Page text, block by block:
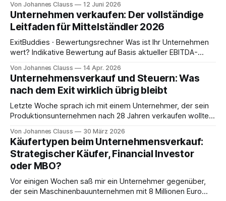
erstellt. 48 Seiten, ordentlich formatiert, mit einem
Deckblatt in CI-Farben und einem Executive Summary. Ich
habe es gelesen. Dann habe ich dem Unternehmer gesagt:
„Dieses Dokument wird Ihnen
Von Johannes Clauss 12 Juni 2026
Unternehmen verkaufen: Der vollständige
Leitfaden für Mittelständler 2026
ExitBuddies · Bewertungsrechner Was ist Ihr Unternehmen
wert? Indikative Bewertung auf Basis aktueller EBITDA-
oder Rechtsberatung. Stand Q1 / 2026 Branche Software /
SaaS IT-Services / Tech Healthcare / Medizintechnik
Beratende Dienstleistung Maschinenbau / Industrie Chemie /
Kunststoffe Transport / Logistik Nahrungs- / Genussmittel
Handel / E-Commerce Bau / Handwerk Medien
Von Johannes Clauss 14 Apr. 2026
Unternehmensverkauf und Steuern: Was
nach dem Exit wirklich übrig bleibt
Letzte Woche sprach ich mit einem Unternehmer, der sein
Produktionsunternehmen nach 28 Jahren verkaufen wollte.
monatelang verhandelt, sich über jeden Zehntausender
gefreut und das Ergebnis als großen Erfolg gewertet. Dann
kam sein Steuerberater. Nach dem ersten Gespräch über
die steuerliche
Von Johannes Clauss 30 März 2026
Käufertypen beim Unternehmensverkauf:
Strategischer Käufer, Financial Investor
oder MBO?
Vor einigen Wochen saß mir ein Unternehmer gegenüber,
der sein Maschinenbauunternehmen mit 8 Millionen Euro